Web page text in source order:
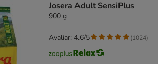
Josera Adult SensiPlus
900 g
Avaliar: 4.6/5 (1024)